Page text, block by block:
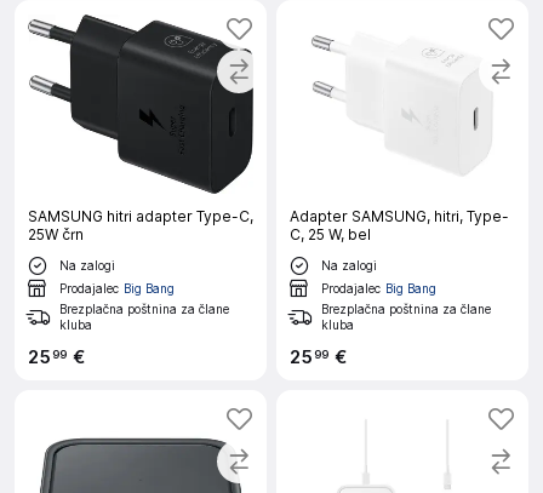
SAMSUNG hitri adapter Type-C,
25W črn
Na zalogi
Prodajalec Big Bang
Brezplačna poštnina za člane
kluba
2599 €
Adapter SAMSUNG, hitri, Type-
C, 25 W, bel
Na zalogi
Prodajalec Big Bang
Brezplačna poštnina za člane
kluba
2599 €